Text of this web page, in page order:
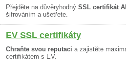
Přejděte na důvěryhodný SSL certifikát
šifrováním a ušetřete.
EV SSL certifikáty
Chraňte svou reputaci a zajistěte
certifikátem s EV.